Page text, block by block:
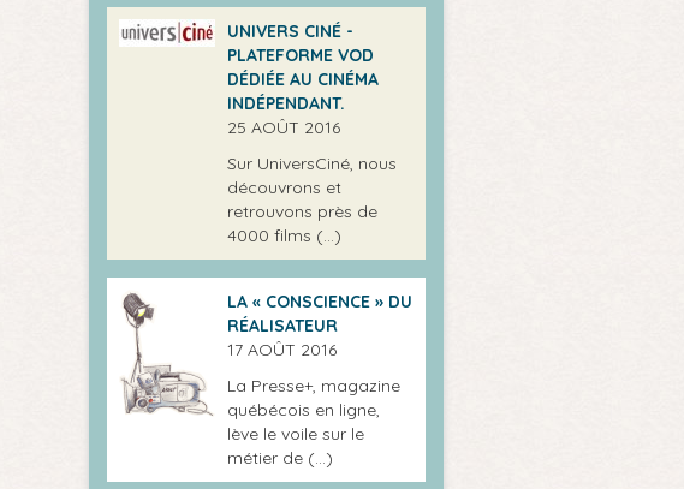
UNIVERS CINÉ -
PLATEFORME VOD
DÉDIÉE AU CINÉMA
INDÉPENDANT.
25 AOÛT 2016
Sur UniversCiné, nous
découvrons et
retrouvons près de
4000 films (…)
LA « CONSCIENCE » DU
RÉALISATEUR
17 AOÛT 2016
La Presse+, magazine
québécois en ligne,
lève le voile sur le
métier de (…)